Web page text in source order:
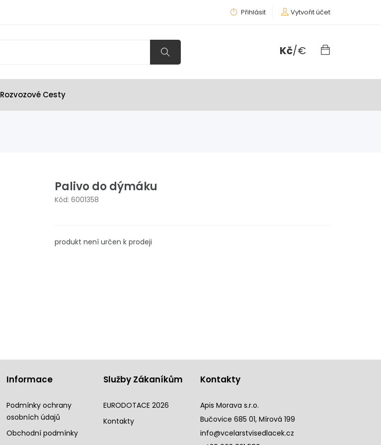
Přihlásit Vytvořit účet
Kč/€
Rozvozové Cesty
Palivo do dýmáku
Kód: 6001358
produkt není určen k prodeji
Informace
Podmínky ochrany
osobních údajů
Obchodní podmínky
Služby Zákaníkům
EURODOTACE 2026
Kontakty
Kontakty
Apis Morava s.r.o.
Bučovice 685 01, Mírová 199
info@vcelarstvisedlacek.cz